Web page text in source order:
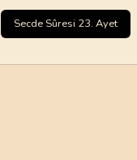
Secde Sûresi 23. Ayet